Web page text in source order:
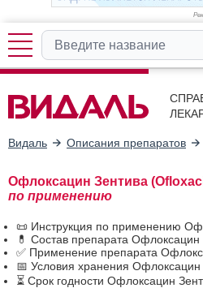
Видаль Описания препаратов
Офлоксацин Зентива
по применению
📜 Инструкция по применению
💊 Состав препарата Офлоксацин
✅ Применение препарата
📅 Условия хранения Офлоксацин
⏳ Срок годности Офлоксацин